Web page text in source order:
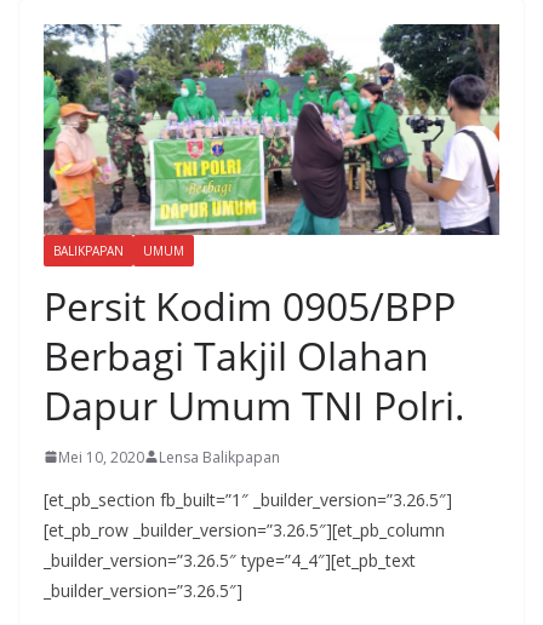
BALIKPAPAN UMUM
Persit Kodim 0905/BPP
Berbagi Takjil Olahan
Dapur Umum TNI Polri.
Mei 10, 2020 Lensa Balikpapan
[et_pb_section fb_built=”1″ _builder_version=”3.26.5″]
[et_pb_row _builder_version=”3.26.5″][et_pb_column
_builder_version=”3.26.5″ type=”4_4″][et_pb_text
_builder_version=”3.26.5″]